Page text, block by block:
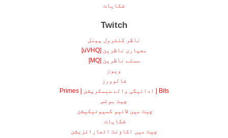
شکایات
Twitch
ناظر کنٹرول پینل
معیاری ناظرین [uVHQ]
سستے ناظرین [MQ]
ویوز
فالوورز
Bits | ادائیگی والے سبسکرپشن | Primes
چیٹ بوٹس
چیٹ میں لائیو کمیونیکیشن
شکایات
چیٹ میں اکاؤنٹ اتھارائزیشن